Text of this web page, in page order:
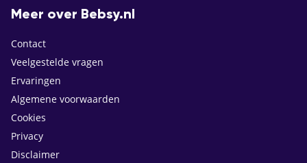
Meer over Bebsy.nl
Contact
Veelgestelde vragen
Ervaringen
Algemene voorwaarden
Cookies
Privacy
Disclaimer